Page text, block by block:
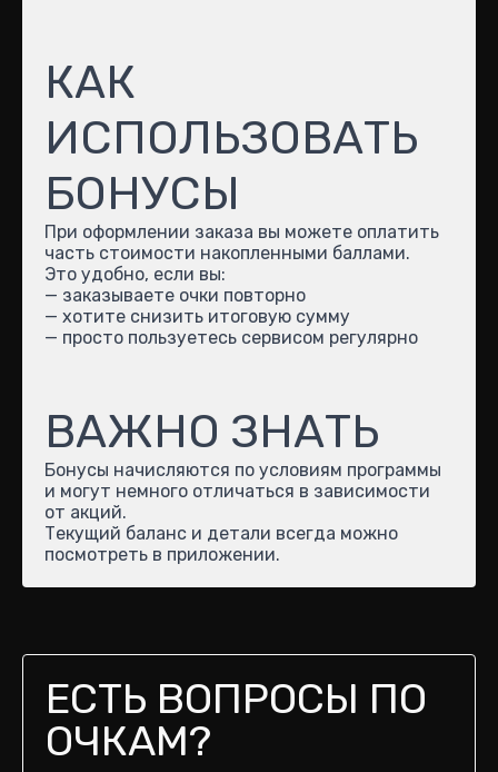
КАК
ИСПОЛЬЗОВАТЬ
БОНУСЫ
При оформлении заказа вы можете оплатить
часть стоимости накопленными баллами.
Это удобно, если вы:
— заказываете очки повторно
— хотите снизить итоговую сумму
— просто пользуетесь сервисом регулярно
ВАЖНО ЗНАТЬ
Бонусы начисляются по условиям программы
и могут немного отличаться в зависимости
от акций.
Текущий баланс и детали всегда можно
посмотреть в приложении.
ЕСТЬ ВОПРОСЫ ПО
ОЧКАМ?